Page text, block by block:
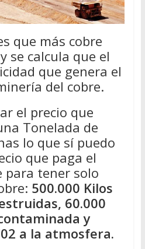
que más cobre
se calcula que el
que genera el
del cobre.
el precio que
Tonelada de
lo que sí puedo
que paga el
para tener solo
500.000 Kilos
60.000
y
a la atmosfera.